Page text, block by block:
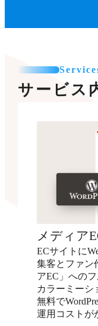
サービス
メディア
ECサイトに
集客とファン
アEC」への
カラーミーシ
無料で
運用コストが